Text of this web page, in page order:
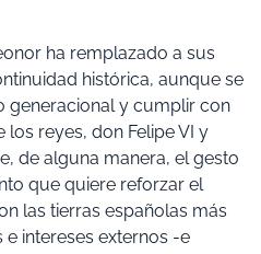
ha remplazado a sus
histórica, aunque se
generacional y cumplir con
los reyes, don Felipe VI y
de alguna manera, el gesto
que quiere reforzar el
las tierras españolas más
intereses externos -e